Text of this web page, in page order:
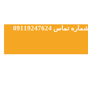
09119247624